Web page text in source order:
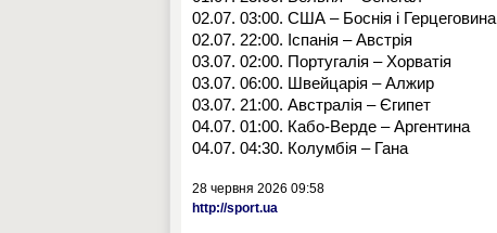
02.07. 03:00. США – Боснія і Герцеговина
02.07. 22:00. Іспанія – Австрія
03.07. 02:00. Португалія – Хорватія
03.07. 06:00. Швейцарія – Алжир
03.07. 21:00. Австралія – Єгипет
04.07. 01:00. Кабо-Верде – Аргентина
04.07. 04:30. Колумбія – Гана
28 червня 2026 09:58
http://sport.ua